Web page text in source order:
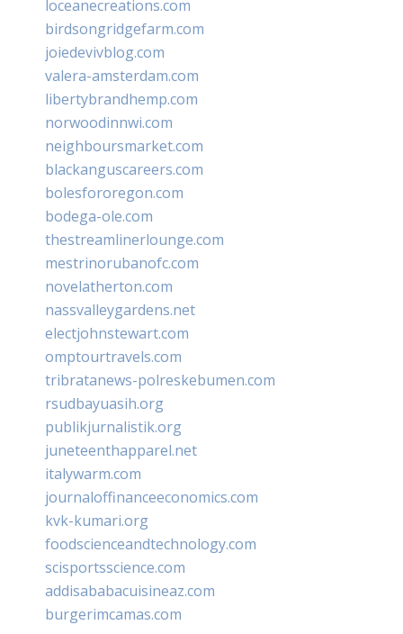
loceanecreations.com
birdsongridgefarm.com
joiedevivblog.com
valera-amsterdam.com
libertybrandhemp.com
norwoodinnwi.com
neighboursmarket.com
blackanguscareers.com
bolesfororegon.com
bodega-ole.com
thestreamlinerlounge.com
mestrinorubanofc.com
novelatherton.com
nassvalleygardens.net
electjohnstewart.com
omptourtravels.com
tribratanews-polreskebumen.com
rsudbayuasih.org
publikjurnalistik.org
juneteenthapparel.net
italywarm.com
journaloffinanceeconomics.com
kvk-kumari.org
foodscienceandtechnology.com
scisportsscience.com
addisababacuisineaz.com
burgerimcamas.com